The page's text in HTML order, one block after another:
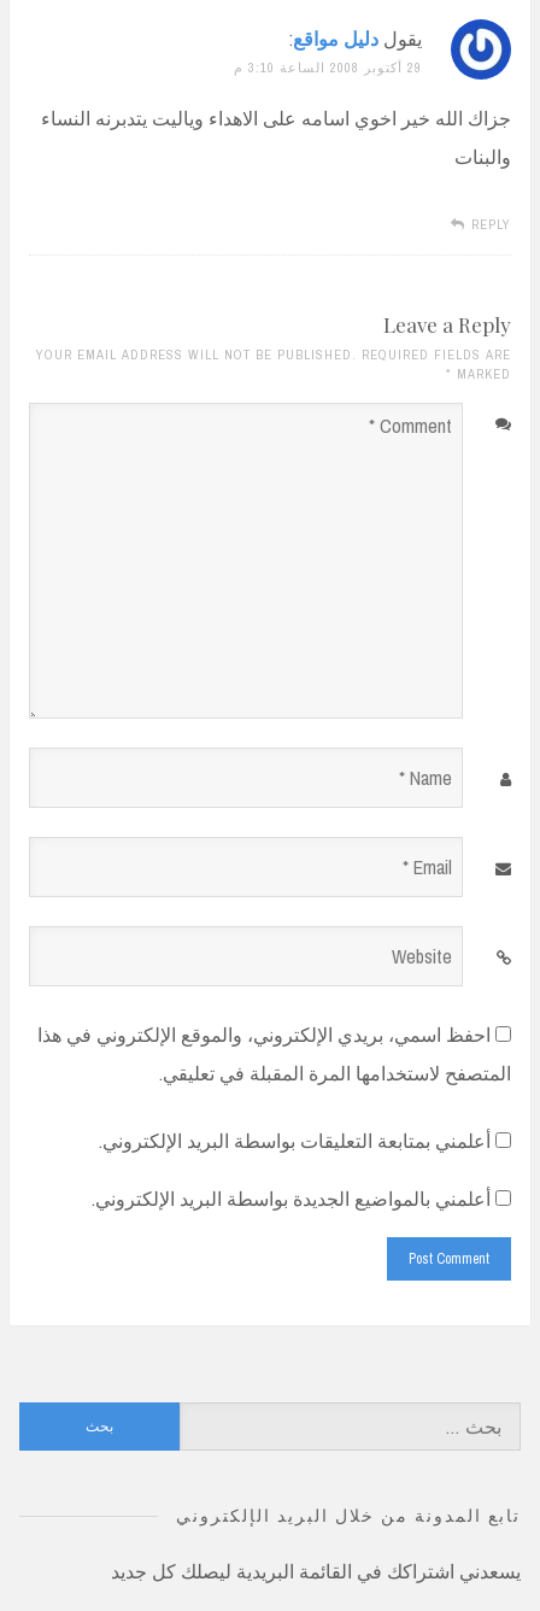
يقول دليل مواقع:
29 أكتوبر 2008 الساعة 3:10 م
جزاك الله خير اخوي اسامه على الاهداء وياليت يتدبرنه النساء
والبنات
REPLY
Leave a Reply
YOUR EMAIL ADDRESS WILL NOT BE PUBLISHED. REQUIRED FIELDS ARE
MARKED
*
Comment
Name
Email
Website
احفظ اسمي، بريدي الإلكتروني، والموقع الإلكتروني في هذا
المتصفح لاستخدامها المرة المقبلة في تعليقي.
أعلمني بمتابعة التعليقات بواسطة البريد الإلكتروني.
أعلمني بالمواضيع الجديدة بواسطة البريد الإلكتروني.
عن:
تابع المدونة من خلال البريد الإلكتروني
يسعدني اشتراكك في القائمة البريدية ليصلك كل جديد